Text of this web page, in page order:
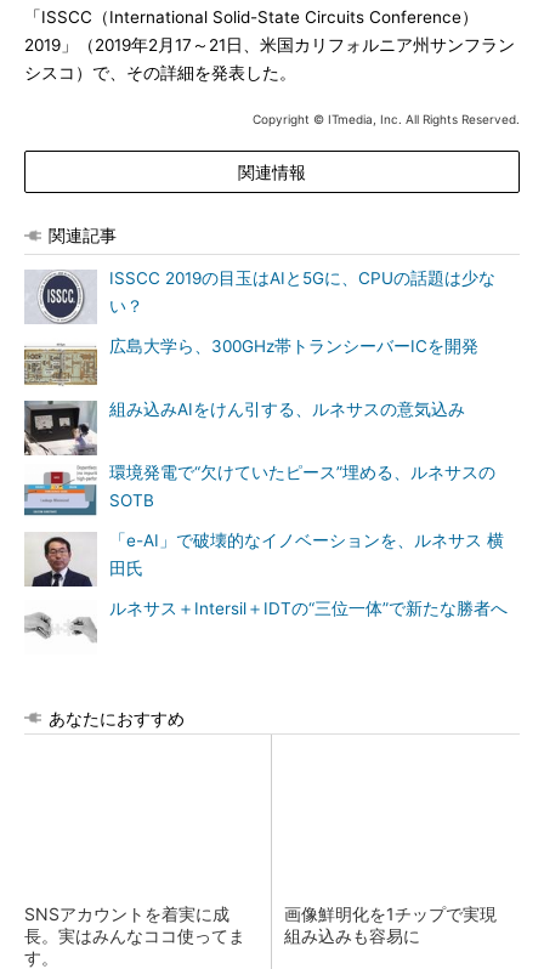
「ISSCC（International Solid-State Circuits Conference）
2019」（2019年2月17～21日、米国カリフォルニア州サンフラン
シスコ）で、その詳細を発表した。
Copyright © ITmedia, Inc. All Rights Reserved.
関連情報
関連記事
ISSCC 2019の目玉はAIと5Gに、CPUの話題は少な
い？
広島大学ら、300GHz帯トランシーバーICを開発
組み込みAIをけん引する、ルネサスの意気込み
環境発電で“欠けていたピース”埋める、ルネサスの
SOTB
「e-AI」で破壊的なイノベーションを、ルネサス 横
田氏
ルネサス＋Intersil＋IDTの“三位一体”で新たな勝者へ
あなたにおすすめ
SNSアカウントを着実に成
長。実はみんなココ使ってま
す。
画像鮮明化を1チップで実現
組み込みも容易に